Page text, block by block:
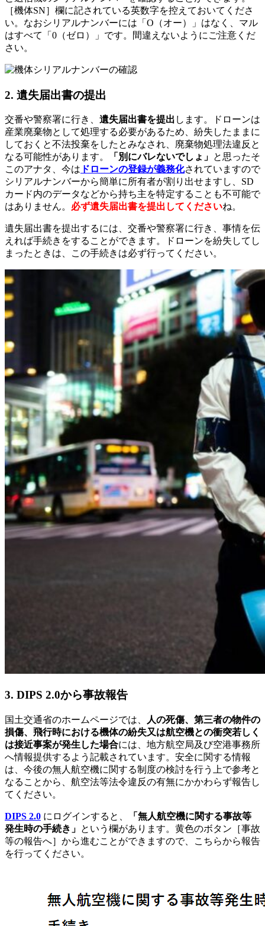
［機体SN］欄に記されている英数字を控えておいてくださ
い。なおシリアルナンバーには「O（オー）」はなく、マル
はすべて「0（ゼロ）」です。間違えないようにご注意くだ
さい。
2. 遺失届出書の提出
交番や警察署に行き、 遺失届出書を提出 します。ドローンは
産業廃棄物として処理する必要があるため、紛失したままに
しておくと不法投棄をしたとみなされ、廃棄物処理法違反と
なる可能性があります。
「別にバレないでしょ」 と思ったそ
このアナタ、今は ドローンの登録が義務化されていますので
シリアルナンバーから簡単に所有者が割り出せますし、SD
カード内のデータなどから持ち主を特定することも不可能で
はありません。 必ず遺失届出書を提出してくださいね。
遺失届出書を提出するには、交番や警察署に行き、事情を伝
えれば手続きをすることができます。ドローンを紛失してし
まったときは、この手続きは必ず行ってください。
3. DIPS 2.0から事故報告
国土交通省のホームページでは、
人の死傷、第三者の物件の
損傷、飛行時における機体の紛失又は航空機との衝突若しく
は接近事案が発生した場合には、地方航空局及び空港事務所
へ情報提供するよう記載されています。安全に関する情報
は、今後の無人航空機に関する制度の検討を行う上で参考と
なることから、航空法等法令違反の有無にかかわらず報告し
てください。
DIPS 2.0 にログインすると、
「無人航空機に関する事故等
発生時の手続き」 という欄があります。黄色のボタン［事故
等の報告へ］から進むことができますので、こちらから報告
を行ってください。